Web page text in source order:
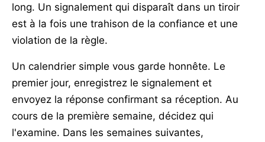
long. Un signalement qui disparaît dans un tiroir
est à la fois une trahison de la confiance et une
violation de la règle.
Un calendrier simple vous garde honnête. Le
premier jour, enregistrez le signalement et
envoyez la réponse confirmant sa réception. Au
cours de la première semaine, décidez qui
l'examine. Dans les semaines suivantes,